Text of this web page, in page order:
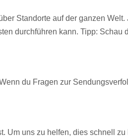
Standorte auf der ganzen
durchführen kann. Tipp: Schau
du Fragen zur
Um uns zu helfen, dies schnell